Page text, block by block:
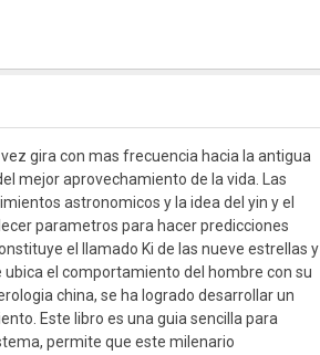
gira con mas frecuencia hacia la antigua
mejor aprovechamiento de la vida. Las
astronomicos y la idea del yin y el
parametros para hacer predicciones
el llamado Ki de las nueve estrellas y
ubica el comportamiento del hombre con su
china, se ha logrado desarrollar un
Este libro es una guia sencilla para
permite que este milenario